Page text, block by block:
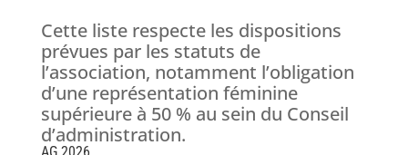
Cette liste respecte les dispositions
prévues par les statuts de
l’association, notamment l’obligation
d’une représentation féminine
supérieure à 50 % au sein du Conseil
d’administration.